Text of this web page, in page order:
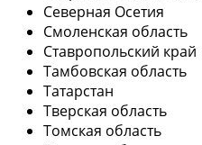
Северная Осетия
Смоленская область
Ставропольский край
Тамбовская область
Татарстан
Тверская область
Томская область